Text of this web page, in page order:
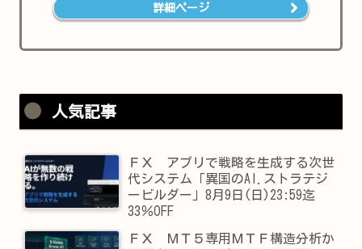
詳細ページ
人気記事
ＦＸ アプリで戦略を生成する次世
代システム「異国のAI.ストラテジ
ービルダー」8月9日(日)23:59迄
33％OFF
ＦＸ ＭＴ５専用ＭＴＦ構造分析か